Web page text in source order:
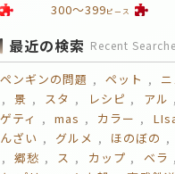
300～399ピース
最近の検索 Recent
ペンギンの問題 ペット
景
スタ レシピ アル
ゲティ
mas カラー
んざい
グルメ ほのぼの
郷愁
ス カップ ベラ